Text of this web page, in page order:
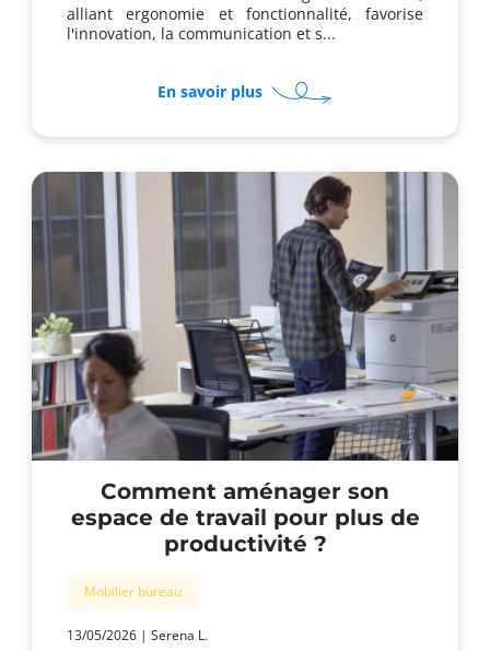
alliant ergonomie et fonctionnalité, favorise
l'innovation, la communication et s...
En savoir plussur
Pourquoi
mobilier
bureau
optimal
en
open
space
?
Comment aménager son
espace de travail pour plus de
productivité ?
Mobilier bureau
13/05/2026 | Serena L.